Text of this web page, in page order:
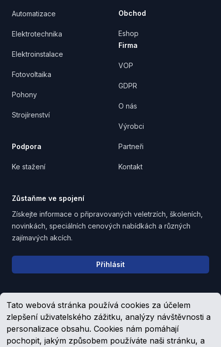
Tato webová stránka používá cookies za účelem
zlepšení uživatelského zážitku, analýzy návštěvnosti a
personalizace obsahu. Cookies nám pomáhají
pochopit, jakým způsobem používáte naši stránku, a
Automatizace
Elektrotechnika
Elektroinstalace
Fotovoltaika
Pohony
Strojírenství
Podpora
Ke stažení
Obchod
Eshop
Firma
VOP
GDPR
O nás
Výrobci
Partneři
Kontakt
Zůstaňme ve spojení
Získejte informace o připravovaných veletrzích, školeních,
novinkách, speciálních cenových nabídkách a různých
zajímavých akcích.
Email address Přihlásit
Upozornění pro věřitele, společníky a zaměstnance